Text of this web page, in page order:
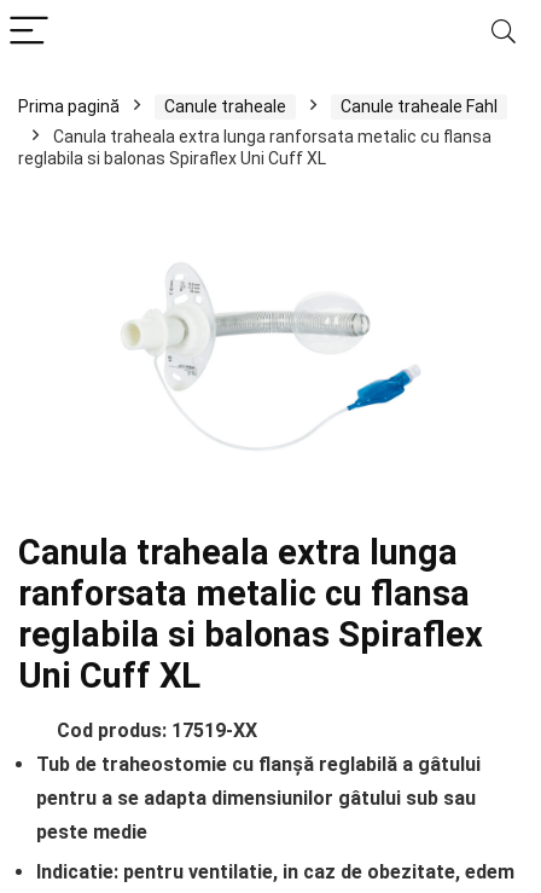
Prima pagină Canule traheale
Canule traheale Fahl
Canula traheala extra lunga ranforsata metalic cu flansa
reglabila si balonas Spiraflex Uni Cuff XL
Canula traheala extra lunga
ranforsata metalic cu flansa
reglabila si balonas Spiraflex
Uni Cuff XL
Cod produs: 17519-XX
Tub de traheostomie cu flanșă reglabilă a gâtului
pentru a se adapta dimensiunilor gâtului sub sau
peste medie
Indicatie: pentru ventilatie, in caz de obezitate, edem